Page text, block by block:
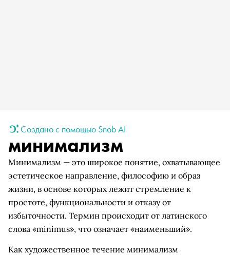
Создано с помощью Snob AI
минимализм
Минимализм — это широкое понятие, охватывающее
эстетическое направление, философию и образ
жизни, в основе которых лежит стремление к
простоте, функциональности и отказу от
избыточности. Термин происходит от латинского
слова «minimus», что означает «наименьший».
Как художественное течение минимализм